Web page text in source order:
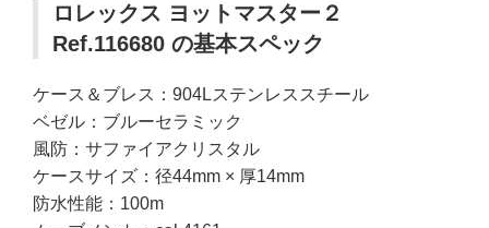
ロレックス ヨットマスター２
Ref.116680 の基本スペック
ケース＆ブレス：904Lステンレススチール
ベゼル：ブルーセラミック
風防：サファイアクリスタル
ケースサイズ：径44mm × 厚14mm
防水性能：100m